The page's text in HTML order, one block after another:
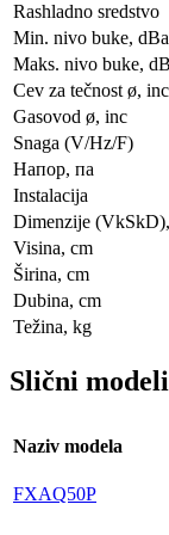
Rashladno sredstvo
Min. nivo buke, dBa
Maks. nivo buke,
Cev za tečnost ø, inc
Gasovod ø, inc
Snaga (V/Hz/F)
Напор, па
Instalacija
Dimenzije
Visina, сm
Širina, сm
Dubina, сm
Težina, kg
Slični
Naziv modela
FXAQ50P